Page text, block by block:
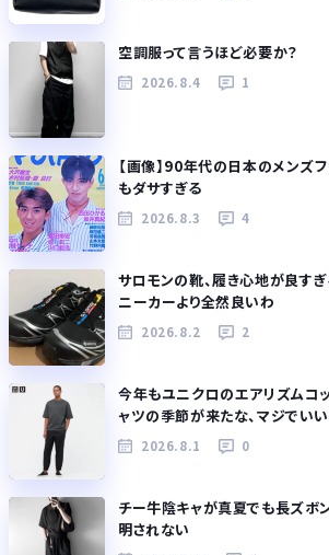
空調服って言うほど必要か？
2026.8.4 1
【画像】90年代の日本のメンズ
もダサすぎる
2026.8.3 4
サロモンの靴、履き心地が良す
ニーカーより全然良いわ
2026.8.2 2
今年もユニクロのエアリズムコ
ャツの季節が来たな、マジでい
2026.8.1 0
チー牛陰キャが真夏でも長ズボ
明されない